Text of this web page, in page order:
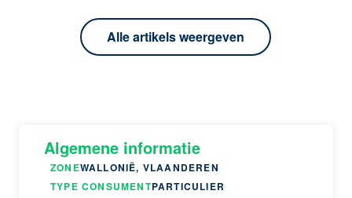
Alle artikels weergeven
Algemene informatie
ZONEWALLONIË, VLAANDEREN
TYPE CONSUMENTPARTICULIER